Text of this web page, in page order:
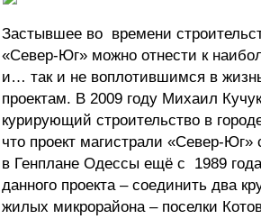
Застывшее во времени
«Север-Юг» можно отнести к
и… так и не воплотившимся в
проектам. В 2009 году Михаил
курирующий строительство в
что проект магистрали «Север-Юг»
в Генплане Одессы ещё с 1989
данного проекта – соединить два
жилых микрорайона – поселки